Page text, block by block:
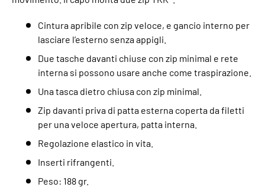
Cintura apribile con zip veloce, e gancio interno per
lasciare l’esterno senza appigli.
Due tasche davanti chiuse con zip minimal e rete
interna si possono usare anche come traspirazione.
Una tasca dietro chiusa con zip minimal.
Zip davanti priva di patta esterna coperta da filetti
per una veloce apertura, patta interna.
Regolazione elastico in vita.
Inserti rifrangenti.
Peso: 188 gr.